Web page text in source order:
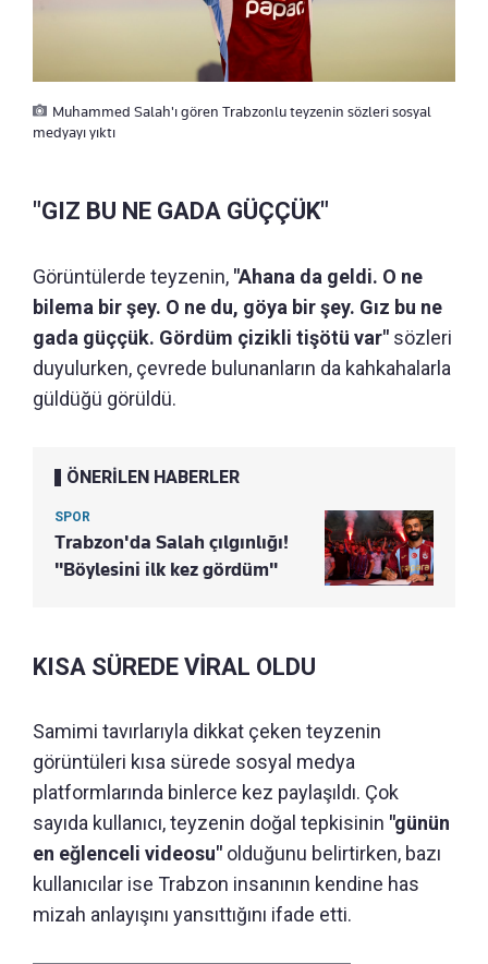
Muhammed Salah'ı gören Trabzonlu teyzenin sözleri sosyal
medyayı yıktı
"GIZ BU NE GADA GÜÇÇÜK"
Görüntülerde teyzenin, "Ahana da geldi. O ne
bilema bir şey. O ne du, göya bir şey. Gız bu ne
gada güççük. Gördüm çizikli tişötü var" sözleri
duyulurken, çevrede bulunanların da kahkahalarla
güldüğü görüldü.
ÖNERİLEN HABERLER
SPOR
Trabzon'da Salah çılgınlığı!
"Böylesini ilk kez gördüm"
KISA SÜREDE VİRAL OLDU
Samimi tavırlarıyla dikkat çeken teyzenin
görüntüleri kısa sürede sosyal medya
platformlarında binlerce kez paylaşıldı. Çok
sayıda kullanıcı, teyzenin doğal tepkisinin "günün
en eğlenceli videosu" olduğunu belirtirken, bazı
kullanıcılar ise Trabzon insanının kendine has
mizah anlayışını yansıttığını ifade etti.